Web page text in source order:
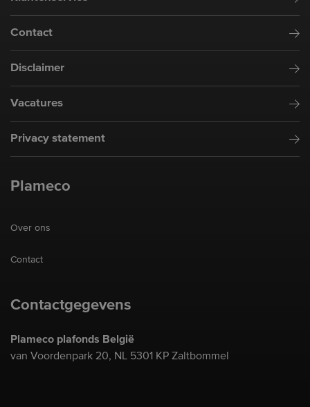
Contact
Disclaimer
Vacatures
Privacy statement
Plameco
Over ons
Contact
Contactgegevens
Plameco plafonds België
van Voordenpark 20, NL 5301 KP Zaltbommel